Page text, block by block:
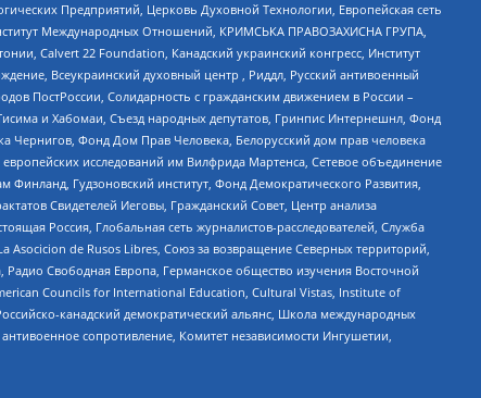
Предприятий, Церковь Духовной Технологии, Европейская сеть
Международных Отношений, КРИМСЬКА ПРАВОЗАХИСНА ГРУПА,
Calvert 22 Foundation, Канадский украинский конгресс, Институт
Всеукраинский духовный центр , Риддл, Русский антивоенный
ПостРоссии, Солидарность с гражданским движением в России –
и Хабомаи, Съезд народных депутатов, Гринпис Интернешнл, Фонд
Чернигов, Фонд Дом Прав Человека, Белорусский дом прав человека
исследований им Вилфрида Мартенса, Сетевое объединение
Гудзоновский институт, Фонд Демократического Развития,
Свидетелей Иеговы, Гражданский Совет, Центр анализа
Россия, Глобальная сеть журналистов-расследователей, Служба
de Rusos Libres, Союз за возвращение Северных территорий,
Свободная Европа, Германское общество изучения Восточной
Councils for International Education, Cultural Vistas, Institute of
канадский демократический альянс, Школа международных
сопротивление, Комитет независимости Ингушетии,